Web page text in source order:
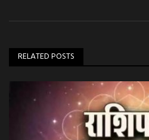
RELATED POSTS